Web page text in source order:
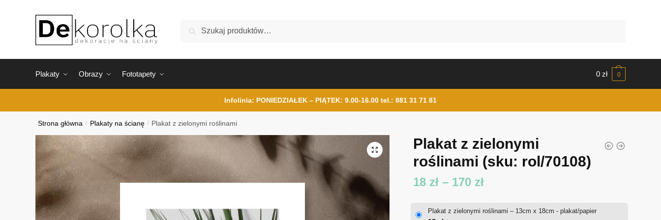
Szukaj
Plakaty Obrazy Fototapety 0 zł 0
Infolinia: PONIEDZIAŁEK – PIĄTEK: 9.00-16.00 tel.: 881 31 71 81
Strona główna / Plakaty na ścianę / Plakat z zielonymi roślinami
Plakat z zielonymi
roślinami (sku: rol/70108)
18 zł – 170 złZakres
Plakat z zielonymi roślinami – 13cm x 18cm - plakat/papier